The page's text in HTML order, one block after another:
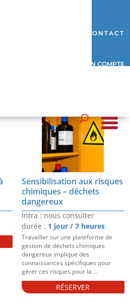
CONTACT
MON COMPTE
Sensibilisation aux risques
chimiques – déchets
dangereux
Intra : nous consulter
durée : 1 jour / 7 heures
Travailler sur une plateforme de
gestion de déchets chimiques
dangereux implique des
connaissances spécifiques pour
gérer ces risques pour la ...
RÉSERVER